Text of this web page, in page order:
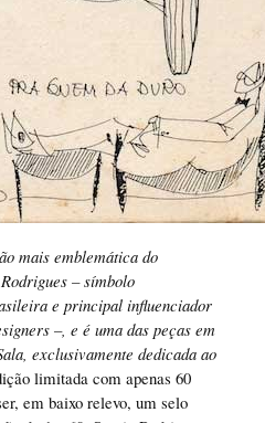
mais emblemática do
– símbolo
e principal influenciador
–, e é uma das peças em
exclusivamente dedicada ao
limitada com apenas 60
em baixo relevo, um selo